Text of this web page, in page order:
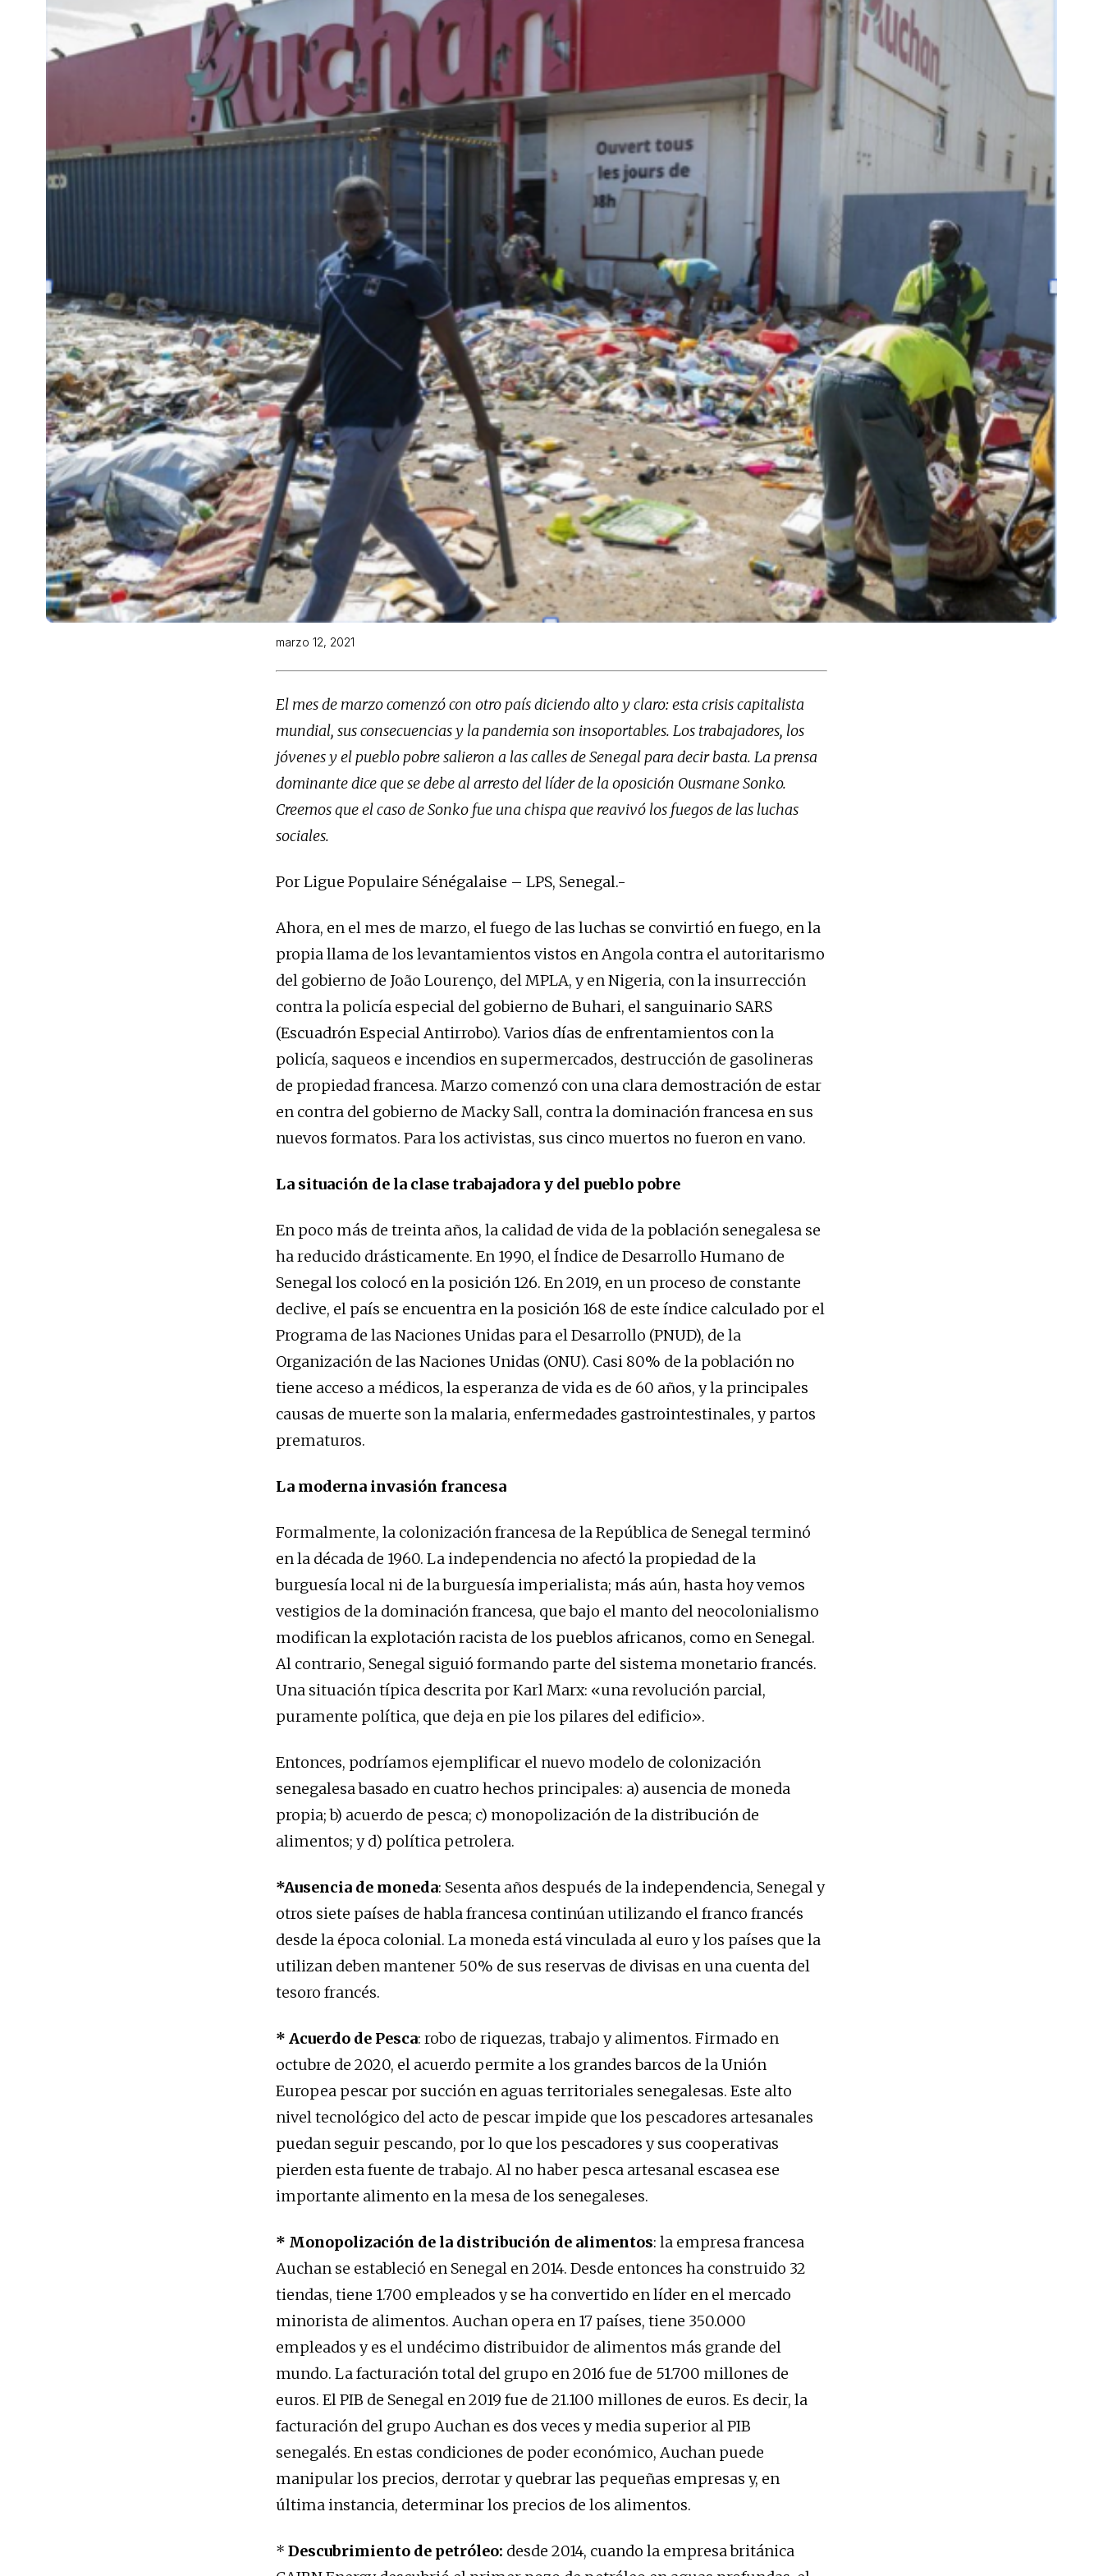
marzo 12, 2021
El mes de marzo comenzó con otro país diciendo alto y claro: esta crisis capitalista
mundial, sus consecuencias y la pandemia son insoportables. Los trabajadores, los
jóvenes y el pueblo pobre salieron a las calles de Senegal para decir basta. La prensa
dominante dice que se debe al arresto del líder de la oposición Ousmane Sonko.
Creemos que el caso de Sonko fue una chispa que reavivó los fuegos de las luchas
sociales.
Por Ligue Populaire Sénégalaise – LPS, Senegal.-
Ahora, en el mes de marzo, el fuego de las luchas se convirtió en fuego, en la
propia llama de los levantamientos vistos en Angola contra el autoritarismo
del gobierno de João Lourenço, del MPLA, y en Nigeria, con la insurrección
contra la policía especial del gobierno de Buhari, el sanguinario SARS
(Escuadrón Especial Antirrobo). Varios días de enfrentamientos con la
policía, saqueos e incendios en supermercados, destrucción de gasolineras
de propiedad francesa. Marzo comenzó con una clara demostración de estar
en contra del gobierno de Macky Sall, contra la dominación francesa en sus
nuevos formatos. Para los activistas, sus cinco muertos no fueron en vano.
La situación de la clase trabajadora y del pueblo pobre
En poco más de treinta años, la calidad de vida de la población senegalesa se
ha reducido drásticamente. En 1990, el Índice de Desarrollo Humano de
Senegal los colocó en la posición 126. En 2019, en un proceso de constante
declive, el país se encuentra en la posición 168 de este índice calculado por el
Programa de las Naciones Unidas para el Desarrollo (PNUD), de la
Organización de las Naciones Unidas (ONU). Casi 80% de la población no
tiene acceso a médicos, la esperanza de vida es de 60 años, y la principales
causas de muerte son la malaria, enfermedades gastrointestinales, y partos
prematuros.
La moderna invasión francesa
Formalmente, la colonización francesa de la República de Senegal terminó
en la década de 1960. La independencia no afectó la propiedad de la
burguesía local ni de la burguesía imperialista; más aún, hasta hoy vemos
vestigios de la dominación francesa, que bajo el manto del neocolonialismo
modifican la explotación racista de los pueblos africanos, como en Senegal.
Al contrario, Senegal siguió formando parte del sistema monetario francés.
Una situación típica descrita por Karl Marx: «una revolución parcial,
puramente política, que deja en pie los pilares del edificio».
Entonces, podríamos ejemplificar el nuevo modelo de colonización
senegalesa basado en cuatro hechos principales: a) ausencia de moneda
propia; b) acuerdo de pesca; c) monopolización de la distribución de
alimentos; y d) política petrolera.
*Ausencia de moneda: Sesenta años después de la independencia, Senegal y
otros siete países de habla francesa continúan utilizando el franco francés
desde la época colonial. La moneda está vinculada al euro y los países que la
utilizan deben mantener 50% de sus reservas de divisas en una cuenta del
tesoro francés.
* Acuerdo de Pesca: robo de riquezas, trabajo y alimentos. Firmado en
octubre de 2020, el acuerdo permite a los grandes barcos de la Unión
Europea pescar por succión en aguas territoriales senegalesas. Este alto
nivel tecnológico del acto de pescar impide que los pescadores artesanales
puedan seguir pescando, por lo que los pescadores y sus cooperativas
pierden esta fuente de trabajo. Al no haber pesca artesanal escasea ese
importante alimento en la mesa de los senegaleses.
* Monopolización de la distribución de alimentos: la empresa francesa
Auchan se estableció en Senegal en 2014. Desde entonces ha construido 32
tiendas, tiene 1.700 empleados y se ha convertido en líder en el mercado
minorista de alimentos. Auchan opera en 17 países, tiene 350.000
empleados y es el undécimo distribuidor de alimentos más grande del
mundo. La facturación total del grupo en 2016 fue de 51.700 millones de
euros. El PIB de Senegal en 2019 fue de 21.100 millones de euros. Es decir, la
facturación del grupo Auchan es dos veces y media superior al PIB
senegalés. En estas condiciones de poder económico, Auchan puede
manipular los precios, derrotar y quebrar las pequeñas empresas y, en
última instancia, determinar los precios de los alimentos.
* Descubrimiento de petróleo: desde 2014, cuando la empresa británica